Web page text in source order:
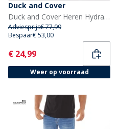
Duck and Cover
Duck and Cover Heren Hydras Straight jeans Zwart
Adviesprijs€ 77,99
Bespaar€ 53,00
Current
€ 24,99
Weer op voorraad